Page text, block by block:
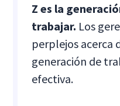
Z es la
trabajar. Los
perplejos acerca
generación de
efectiva.